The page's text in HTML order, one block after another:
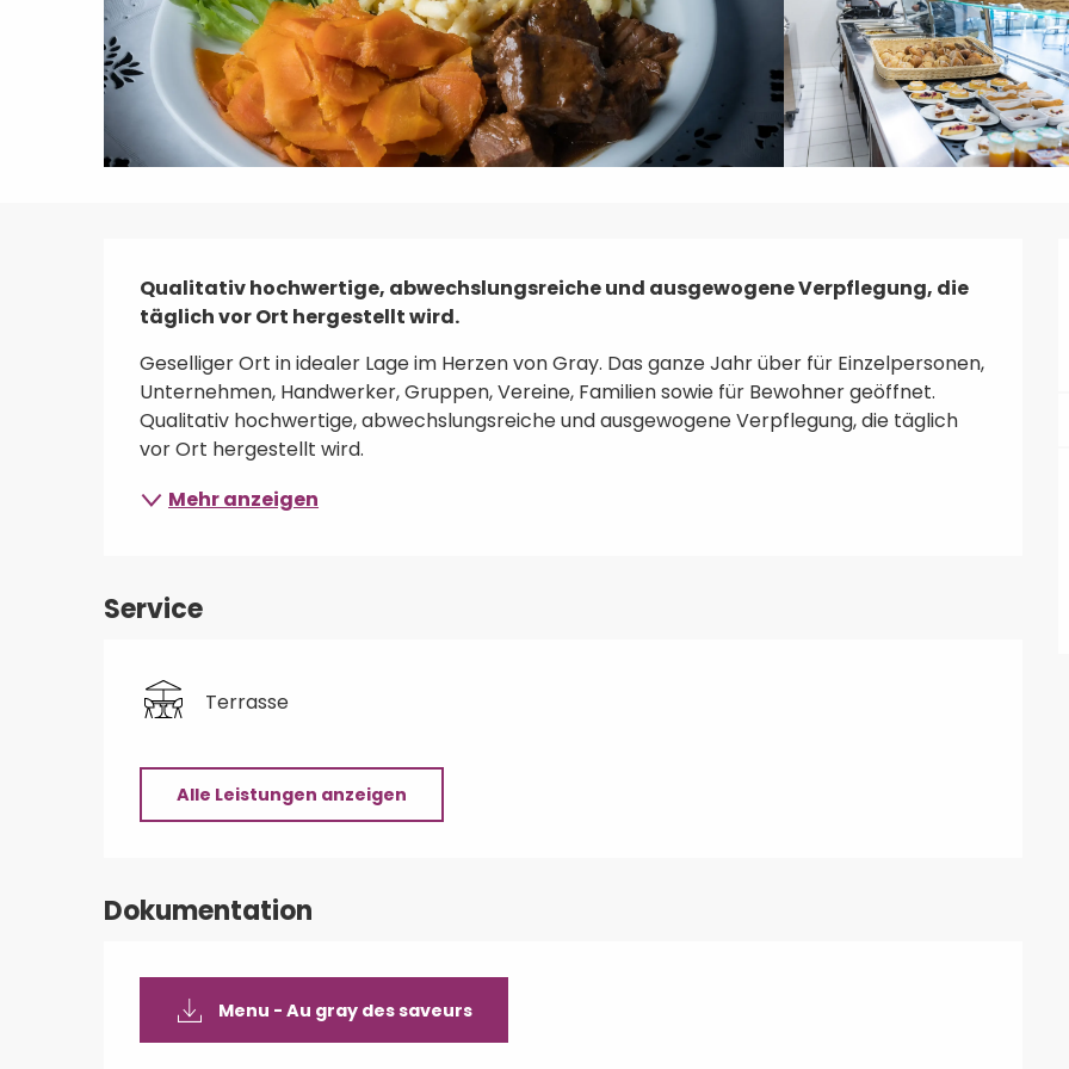
Beschreibung
Qualitativ hochwertige, abwechslungsreiche und ausgewogene Verpflegung, die
täglich vor Ort hergestellt wird.
Geselliger Ort in idealer Lage im Herzen von Gray. Das ganze Jahr über für Einzelpersonen,
Unternehmen, Handwerker, Gruppen, Vereine, Familien sowie für Bewohner geöffnet.
Qualitativ hochwertige, abwechslungsreiche und ausgewogene Verpflegung, die täglich
vor Ort hergestellt wird.
Mehr anzeigen
Service
Terrasse
Alle Leistungen anzeigen
Dokumentation
Menu - Au gray des saveurs